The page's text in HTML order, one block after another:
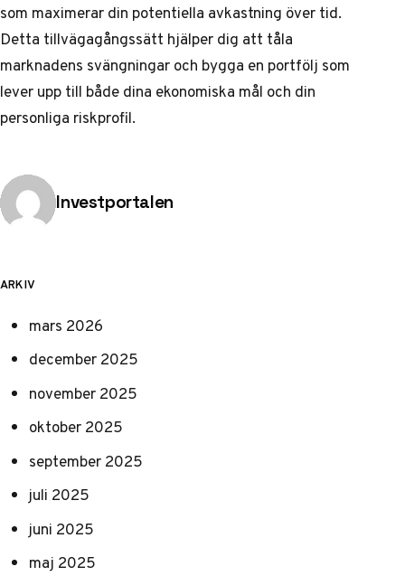
som maximerar din potentiella avkastning över tid.
Detta tillvägagångssätt hjälper dig att tåla
marknadens svängningar och bygga en portfölj som
lever upp till både dina ekonomiska mål och din
personliga riskprofil.
Publicerad av
Investportalen
ARKIV
mars 2026
december 2025
november 2025
oktober 2025
september 2025
juli 2025
juni 2025
maj 2025